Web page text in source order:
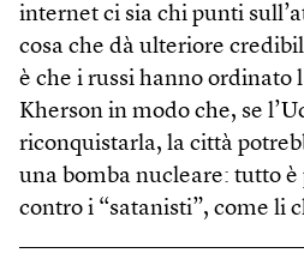
internet ci sia chi punti
cosa che dà ulteriore
è che i russi hanno ordinato
Kherson in modo che, se
riconquistarla, la città
una bomba nucleare: tutto
contro i “satanisti”, come li